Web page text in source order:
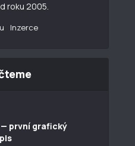
roku 2005.
Inzerce
první grafický